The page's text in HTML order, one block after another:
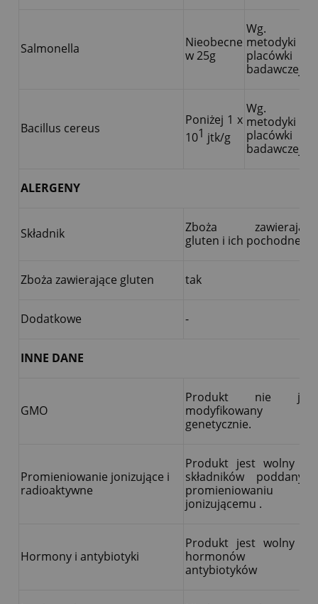
Salmonella
Nieobecne
w 25g
Wg.
metodyki
placówki
badawczej
Bacillus cereus
Poniżej 1 x
101 jtk/g
Wg.
metodyki
placówki
badawczej
ALERGENY
Składnik
Zboża zawierające
gluten i ich pochodne
Zboża zawierające gluten tak
Dodatkowe -
INNE DANE
GMO
Produkt nie jest
modyfikowany
genetycznie.
Promieniowanie jonizujące i
radioaktywne
Produkt jest wolny od
składników poddanych
promieniowaniu
jonizującemu .
Hormony i antybiotyki
Produkt jest wolny od
hormonów i
antybiotyków